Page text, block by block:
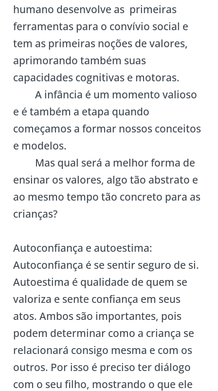
humano desenvolve as primeiras
ferramentas para o convívio social e
tem as primeiras noções de valores,
aprimorando também suas
capacidades cognitivas e motoras.
A infância é um momento valioso
e é também a etapa quando
começamos a formar nossos conceitos
e modelos.
Mas qual será a melhor forma de
ensinar os valores, algo tão abstrato e
ao mesmo tempo tão concreto para as
crianças?
Autoconfiança e autoestima:
Autoconfiança é se sentir seguro de si.
Autoestima é qualidade de quem se
valoriza e sente confiança em seus
atos. Ambos são importantes, pois
podem determinar como a criança se
relacionará consigo mesma e com os
outros. Por isso é preciso ter diálogo
com o seu filho, mostrando o que ele